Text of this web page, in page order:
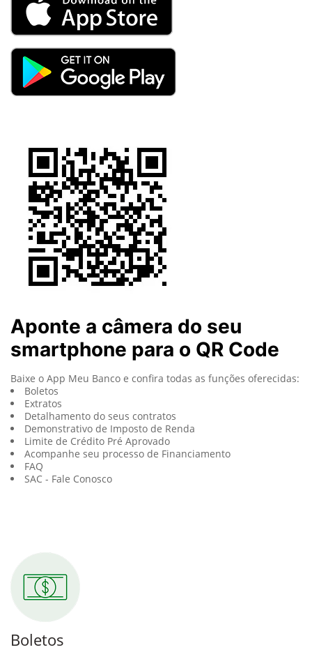
Aponte a câmera do seu
smartphone para o QR Code
Baixe o App Meu Banco e confira todas as funções oferecidas:
Boletos
Extratos
Detalhamento do seus contratos
Demonstrativo de Imposto de Renda
Limite de Crédito Pré Aprovado
Acompanhe seu processo de Financiamento
FAQ
SAC - Fale Conosco
Boletos